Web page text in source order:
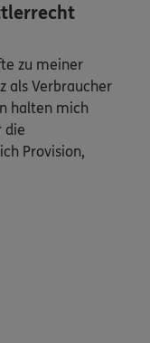
zu meiner
als Verbraucher
halten mich
die
Provision,